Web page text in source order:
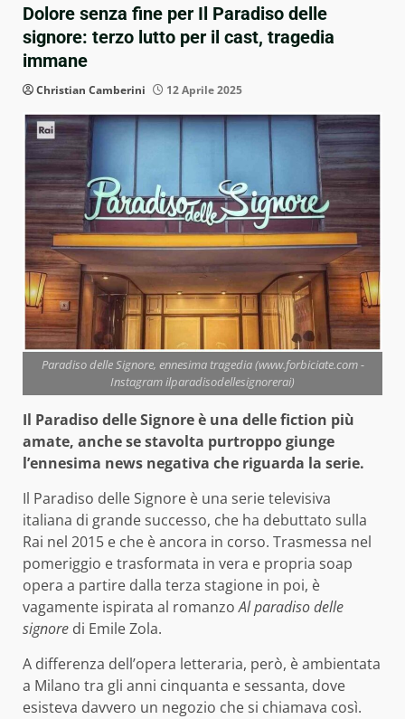
Dolore senza fine per Il Paradiso delle
signore: terzo lutto per il cast, tragedia
immane
Christian Camberini 12 Aprile 2025
Paradiso delle Signore, ennesima tragedia (www.forbiciate.com -
Instagram ilparadisodellesignorerai)
Il Paradiso delle Signore è una delle fiction più
amate, anche se stavolta purtroppo giunge
l’ennesima news negativa che riguarda la serie.
Il Paradiso delle Signore è una serie televisiva
italiana di grande successo, che ha debuttato sulla
Rai nel 2015 e che è ancora in corso. Trasmessa nel
pomeriggio e trasformata in vera e propria soap
opera a partire dalla terza stagione in poi, è
vagamente ispirata al romanzoAl paradiso delle
signore di Emile Zola.
A differenza dell’opera letteraria, però, è ambientata
a Milano tra gli anni cinquanta e sessanta, dove
esisteva davvero un negozio che si chiamava così.